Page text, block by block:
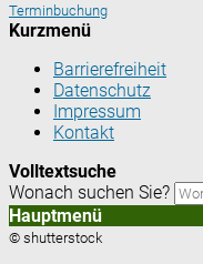
Terminbuchung
Kurzmenü
Barrierefreiheit
Datenschutz
Impressum
Kontakt
Volltextsuche
Wonach suchen Sie?
Hauptmenü
© shutterstock